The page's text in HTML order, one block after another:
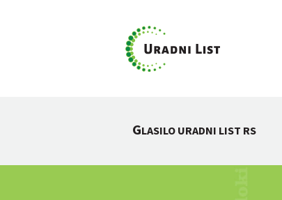
GLASILO URADNI LIST RS